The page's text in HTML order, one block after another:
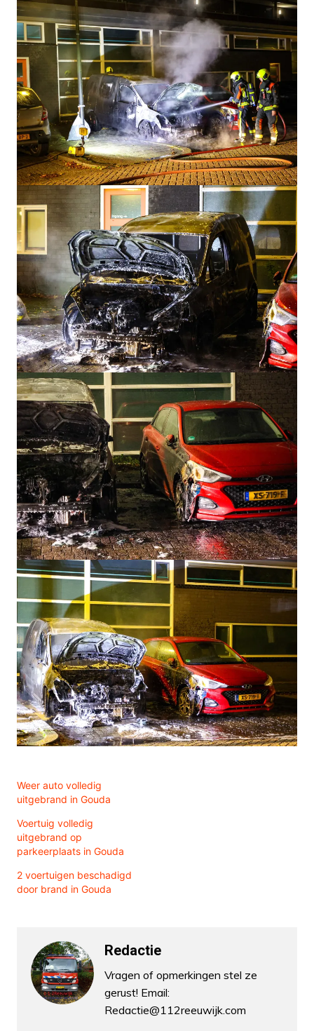
Weer auto volledig
uitgebrand in Gouda
Voertuig volledig
uitgebrand op
parkeerplaats in Gouda
2 voertuigen beschadigd
door brand in Gouda
Redactie
Vragen of opmerkingen stel ze
gerust! Email:
Redactie@112reeuwijk.com